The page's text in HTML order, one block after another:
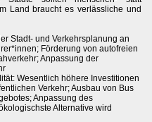
Land braucht es verlässliche und
Stadt- und Verkehrsplanung an
Förderung von autofreien
Anpassung der
Wesentlich höhere Investitionen
Verkehr; Ausbau von Bus
Anpassung des
Alternative wird